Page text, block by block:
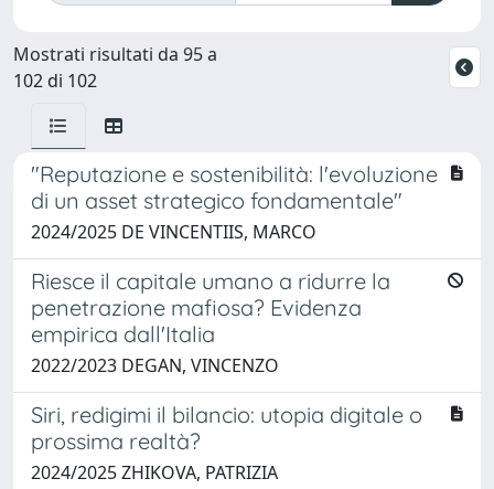
Mostrati risultati da 95 a
102 di 102
"Reputazione e sostenibilità: l'evoluzione
di un asset strategico fondamentale"
2024/2025 DE VINCENTIIS, MARCO
Riesce il capitale umano a ridurre la
penetrazione mafiosa? Evidenza
empirica dall'Italia
2022/2023 DEGAN, VINCENZO
Siri, redigimi il bilancio: utopia digitale o
prossima realtà?
2024/2025 ZHIKOVA, PATRIZIA